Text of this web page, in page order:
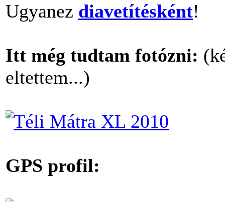
Ugyanez diavetítésként!
Itt még tudtam fotózni:
eltettem...)
GPS profil: